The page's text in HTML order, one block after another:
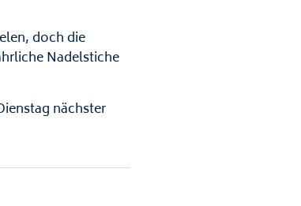
doch die
Nadelstiche
nächster